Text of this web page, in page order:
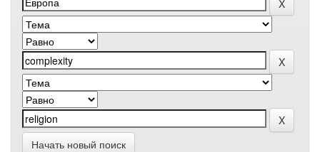
Начать новый поиск